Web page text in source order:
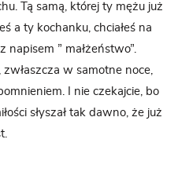
Tą samą, której ty mężu już
a ty kochanku, chciałeś na
” małżeństwo”.
w samotne noce,
I nie czekajcie, bo
słyszał tak dawno, że już